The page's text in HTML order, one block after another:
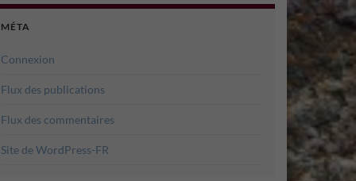
MÉTA
Connexion
Flux des publications
Flux des commentaires
Site de WordPress-FR